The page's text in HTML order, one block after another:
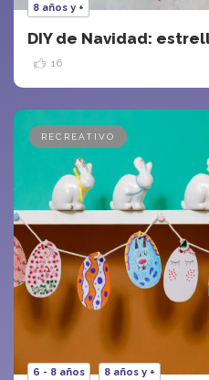
8 años y +
DIY de Navidad:
16
RECREATIVO
6 - 8 años 8 años y +